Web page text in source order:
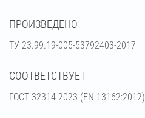
ПРОИЗВЕДЕНО
ТУ 23.99.19-005-53792403-2017
СООТВЕТСТВУЕТ
ГОСТ 32314-2023 (ЕN 13162:2012)